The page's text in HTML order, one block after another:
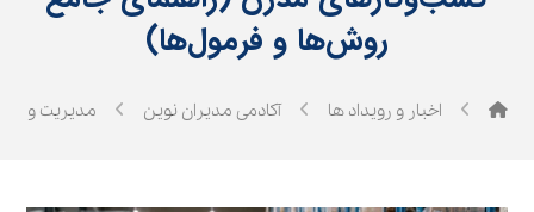
روش‌ها و فرمول‌ها)
اخبار و رویداد ها آکادمی مدیران نوین مدیریت و